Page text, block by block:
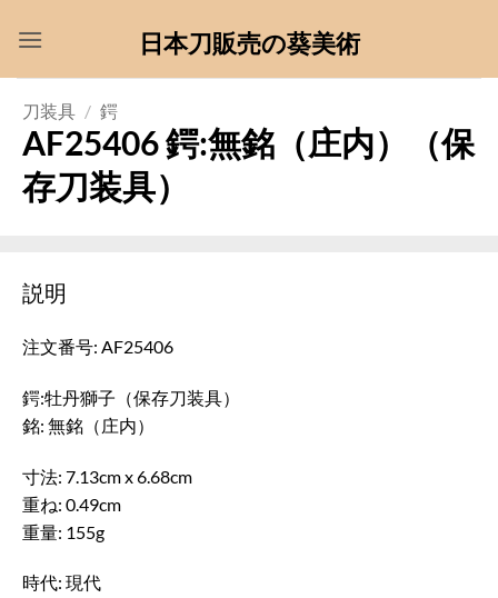
日本刀販売の葵美術
刀装具 / 鍔
AF25406 鍔:無銘（庄内）（保
存刀装具）
説明
注文番号: AF25406
鍔:牡丹獅子（保存刀装具）
銘: 無銘（庄内）
寸法: 7.13cm x 6.68cm
重ね: 0.49cm
重量: 155g
時代: 現代